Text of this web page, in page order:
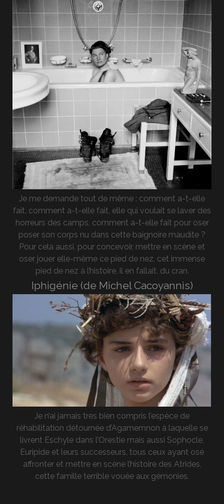
Je me demande tout de même : comment a-t-elle
fait, comment a-t-elle fait, elle qui voulait se laver des
horreurs des camps, comment a-t-elle fait pour oser
poser son corps nu dans cette baignoire maudite ?
Pour cela aussi, pour concevoir, mettre en scène et
oser jouer elle-même ce pied de nez, cet immense
pied de nez à l’histoire, il en fallait, du cran.
Iphigénie (de Michel Cacoyannis)
Je n’ai jamais très bien compris l’espèce de
réhabilitation détournée d’Agamemnon à laquelle se
livrent Eschyle dans l’Orestie mais aussi Sophocle,
Euripide et leurs successeurs, tous ceux ayant osé
affronter et mettre en scène l’histoire des Atrides,
cette famille terrible vouée aux gémonies.